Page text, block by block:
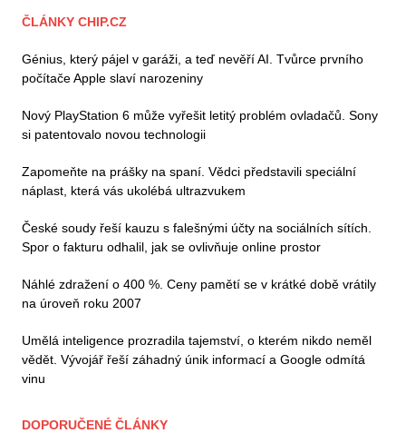
ČLÁNKY CHIP.CZ
Génius, který pájel v garáži, a teď nevěří AI. Tvůrce prvního
počítače Apple slaví narozeniny
Nový PlayStation 6 může vyřešit letitý problém ovladačů. Sony
si patentovalo novou technologii
Zapomeňte na prášky na spaní. Vědci představili speciální
náplast, která vás ukolébá ultrazvukem
České soudy řeší kauzu s falešnými účty na sociálních sítích.
Spor o fakturu odhalil, jak se ovlivňuje online prostor
Náhlé zdražení o 400 %. Ceny pamětí se v krátké době vrátily
na úroveň roku 2007
Umělá inteligence prozradila tajemství, o kterém nikdo neměl
vědět. Vývojář řeší záhadný únik informací a Google odmítá
vinu
DOPORUČENÉ ČLÁNKY